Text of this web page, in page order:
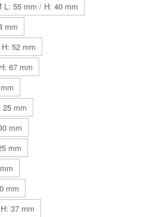
L: 55 mm / H: 40 mm
mm
52 mm
67 mm
25 mm
mm
mm
mm
37 mm